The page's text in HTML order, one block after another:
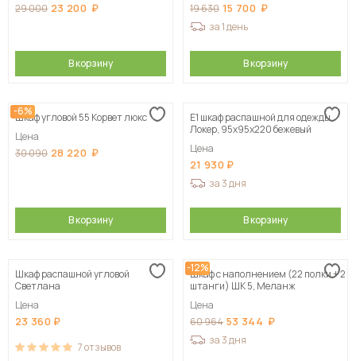
29 000 23 200
В корзину
19 630 15 700
за 1 день
В корзину
-6%
Шкаф угловой 55 Корвет люкс
Цена
30 090 28 220
В корзину
Е1 шкаф распашной для одежды
Локер, 95х95х220 бежевый
Цена
21 930
за 3 дня
В корзину
Шкаф распашной угловой
Светлана
Цена
23 360
7отзывов
-12%
Шкаф с наполнением (22 полки + 2
штанги) ШК 5, Меланж
Цена
60 964 53 344
за 3 дня